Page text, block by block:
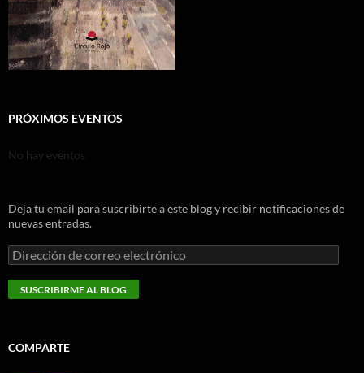
PRÓXIMOS EVENTOS
No hay eventos
Deja tu email para suscribirte a este blog y recibir notificaciones de
nuevas entradas.
Dirección
de
correo
electrónico
SUSCRIBIRME AL BLOG
COMPARTE